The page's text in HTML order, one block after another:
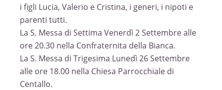
i figli Lucia, Valerio e Cristina, i generi, i nipoti e
parenti tutti.
La S. Messa di Settima Venerdì 2 Settembre alle
ore 20.30 nella Confraternita della Bianca.
La S. Messa di Trigesima Lunedì 26 Settembre
alle ore 18.00 nella Chiesa Parrocchiale di
Centallo.